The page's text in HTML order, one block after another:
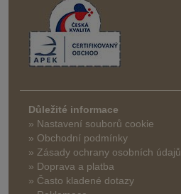
Důležité informace
» Nastavení souborů cookie
» Obchodní podmínky
» Zásady ochrany osobních údajů
» Doprava a platba
» Často kladené dotazy